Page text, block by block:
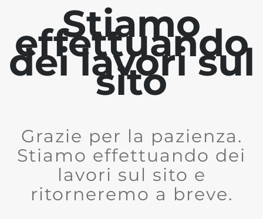
Stiamo
effettuando
dei lavori sul
sito
Grazie per la pazienza.
Stiamo effettuando dei
lavori sul sito e
ritorneremo a breve.